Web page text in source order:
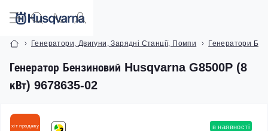
Генератори, Двигуни, Зарядні Станції, Помпи Генератори
Генератор Бензиновий Husqvarna G8500P (8
кВт) 9678635-02
хіт продажу в наявності